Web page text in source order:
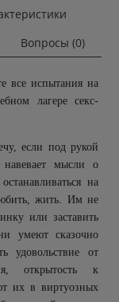
Вопросы (0)
все испытания на
лагере секс-
если под рукой
мысли о
на
жить. Им не
или заставить
умеют сказочно
удовольствие от
открытость к
их в виртуозных